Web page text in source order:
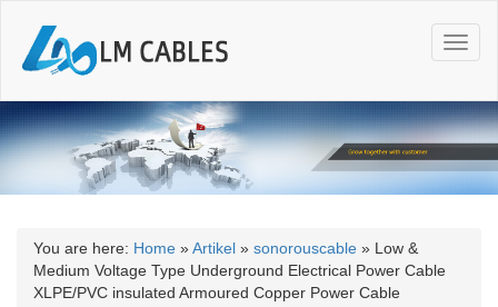
T
o
g
l
n
a
You are here: Home »Artikel » sonorouscable » Low &
Medium Voltage Type Underground Electrical Power Cable
XLPE/PVC insulated Armoured Copper Power Cable